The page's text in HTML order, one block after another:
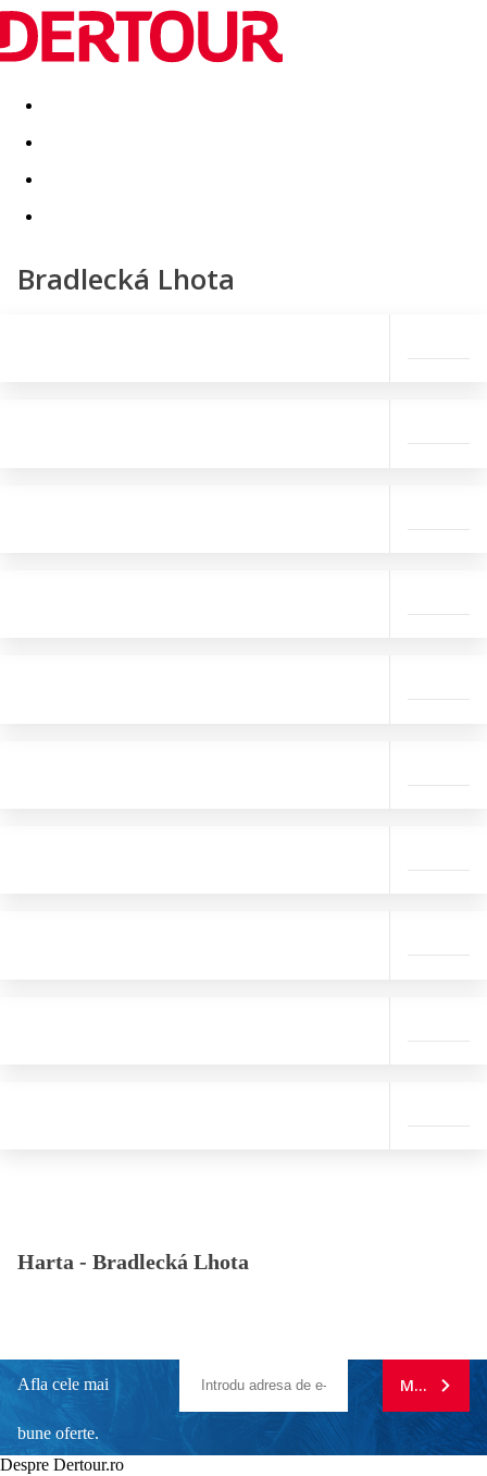
Destinatii Vacanta perfecta OFERTE DE NERATAT
Bradlecká Lhota
Harta - Bradlecká Lhota
Afla cele mai
bune oferte.
MA
Despre Dertour.ro